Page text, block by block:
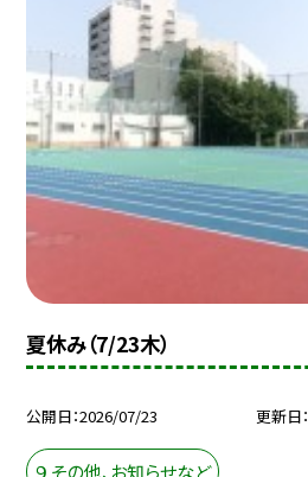
夏休み（7/23木）
公開日 2026/07/23 更新日
９ その他、お知らせなど